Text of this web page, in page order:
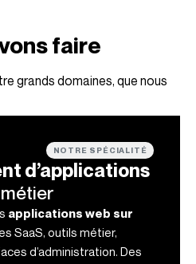
faire
grands domaines, que nous
NOTRE SPÉCIALITÉ
d’applications
applications web sur
SaaS, outils métier,
d’administration. Des